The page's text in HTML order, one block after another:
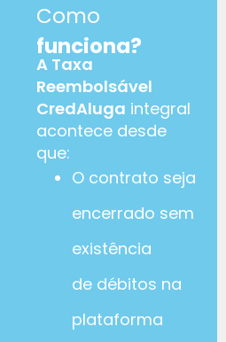
Como
funciona?
A Taxa
Reembolsável
CredAluga integral
acontece desde
que:
O contrato seja
encerrado sem
existência
de débitos na
plataforma